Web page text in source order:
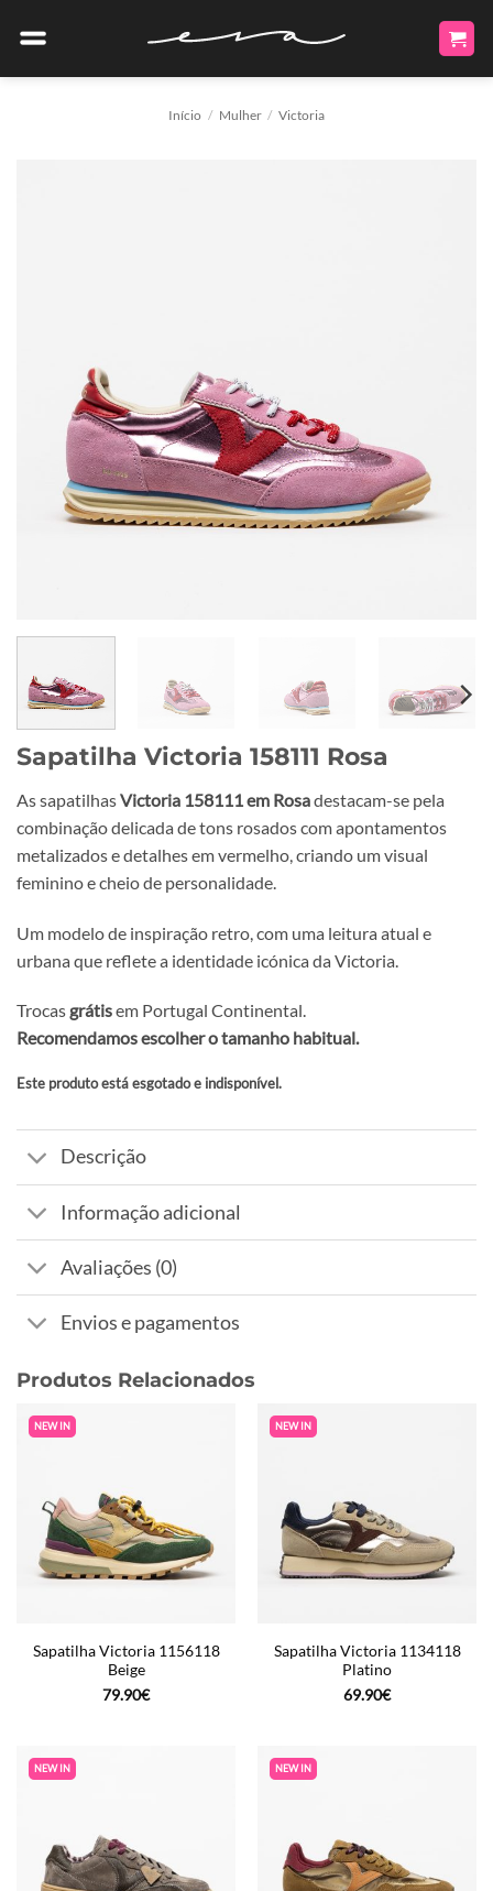
Início / Mulher / Victoria
Sapatilha Victoria 158111 Rosa
As sapatilhasVictoria 158111 em Rosadestacam-se pela
combinação delicada de tons rosados com apontamentos
metalizados e detalhes em vermelho, criando um visual
feminino e cheio de personalidade.
Um modelo de inspiração retro, com uma leitura atual e
urbana que reflete a identidade icónica da Victoria.
Trocas grátisem Portugal Continental.
Recomendamos escolher o tamanho habitual.
Este produto está esgotado e indisponível.
Alternative:
Descrição
Informação adicional
Avaliações (0)
Envios e pagamentos
Produtos Relacionados
NEW IN
Sapatilha Victoria 1156118
Beige
79.90€
NEW IN
Sapatilha Victoria 1134118
Platino
69.90€
NEW IN NEW IN